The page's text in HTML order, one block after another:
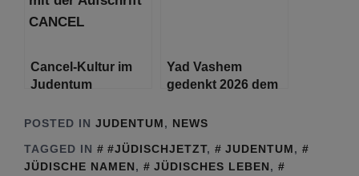
Cancel-Kultur im
Judentum
Yad Vashem
gedenkt 2026 dem
Zeichen der
POSTED IN JUDENTUM, NEWS
TAGGED IN
#JÜDISCHJETZT, JUDENTUM,
JÜDISCHE NAMEN, JÜDISCHES LEBEN,